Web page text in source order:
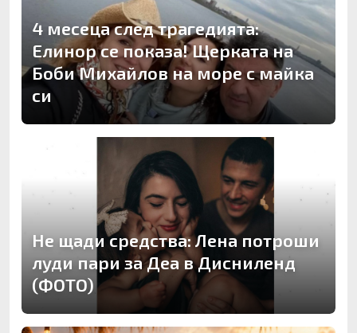
4 месеца след трагедията:
Елинор се показа! Щерката на
Боби Михайлов на море с майка
си
Не щади средства: Лена потроши
луди пари за Деа в Дисниленд
(ФОТО)